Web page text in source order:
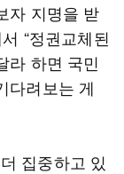
자 지명을 받
“정권교체된
라 하면 국민
다려보는 게
집중하고 있